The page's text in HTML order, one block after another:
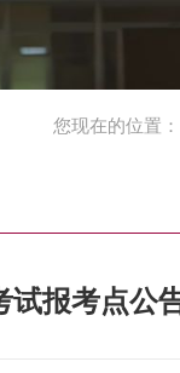
您现在的位置：
报考点公